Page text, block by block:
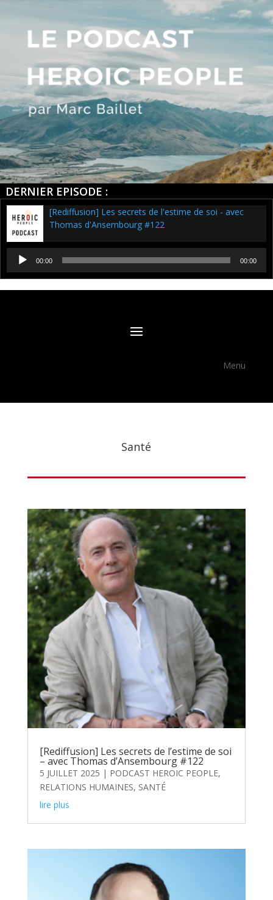
DERNIER EPISODE :
[Rediffusion] Les secrets de l'estime de soi - avec
Thomas d'Ansembourg #122
Lecteur
audio
00:00 00:00
Menu
Santé
[Rediffusion] Les secrets de l’estime de soi
– avec Thomas d’Ansembourg #122
5 JUILLET 2025 | PODCAST HEROIC PEOPLE,
RELATIONS HUMAINES, SANTÉ
lire plus